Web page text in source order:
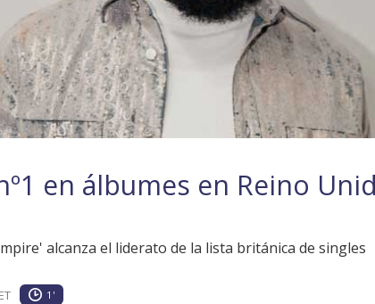
en álbumes en Reino
alcanza el liderato de la lista británica de singles
1'